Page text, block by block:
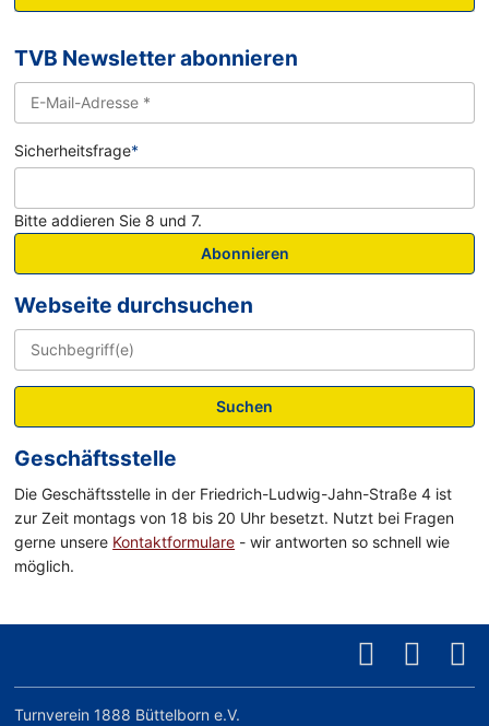
TVB Newsletter abonnieren
Sicherheitsfrage*
Bitte addieren Sie 8 und 7.
Abonnieren
Webseite durchsuchen
Suchen
Geschäftsstelle
Die Geschäftsstelle in der Friedrich-Ludwig-Jahn-Straße 4 ist
zur Zeit montags von 18 bis 20 Uhr besetzt. Nutzt bei Fragen
gerne unsere Kontaktformulare - wir antworten so schnell wie
möglich.
Turnverein 1888 Büttelborn e.V.